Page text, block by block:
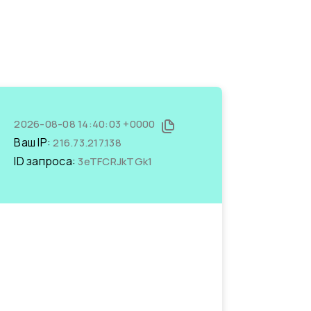
2026-08-08 14:40:03 +0000
Ваш IP:216.73.217.138
ID запроса: 3eTFCRJkTGk1